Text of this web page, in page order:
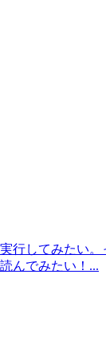
行してみたい。
んでみたい！...